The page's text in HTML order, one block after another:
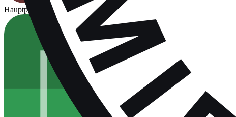
Hauptplatz Für Spiele freigegeben